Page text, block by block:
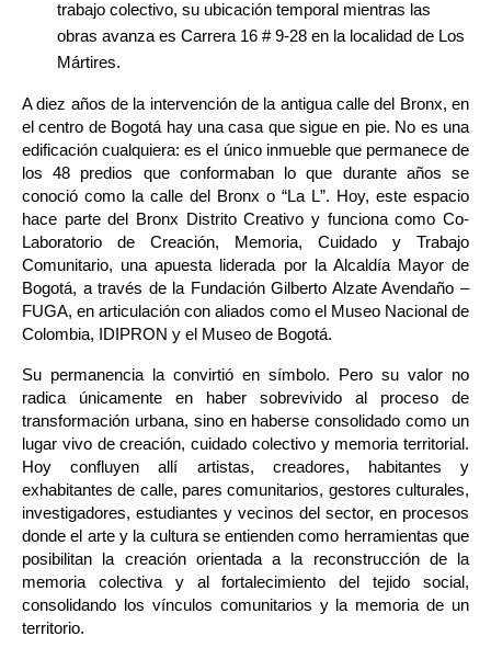
trabajo colectivo, su ubicación temporal mientras las
obras avanza es Carrera 16 # 9-28 en la localidad de Los
Mártires.
A diez años de la intervención de la antigua calle del Bronx, en
el centro de Bogotá hay una casa que sigue en pie. No es una
edificación cualquiera: es el único inmueble que permanece de
los 48 predios que conformaban lo que durante años se
conoció como la calle del Bronx o “La L”. Hoy, este espacio
hace parte del Bronx Distrito Creativo y funciona como Co-
Laboratorio de Creación, Memoria, Cuidado y Trabajo
Comunitario, una apuesta liderada por la Alcaldía Mayor de
Bogotá, a través de la Fundación Gilberto Alzate Avendaño –
FUGA, en articulación con aliados como el Museo Nacional de
Colombia, IDIPRON y el Museo de Bogotá.
Su permanencia la convirtió en símbolo. Pero su valor no
radica únicamente en haber sobrevivido al proceso de
transformación urbana, sino en haberse consolidado como un
lugar vivo de creación, cuidado colectivo y memoria territorial.
Hoy confluyen allí artistas, creadores, habitantes y
exhabitantes de calle, pares comunitarios, gestores culturales,
investigadores, estudiantes y vecinos del sector, en procesos
donde el arte y la cultura se entienden como herramientas que
posibilitan la creación orientada a la reconstrucción de la
memoria colectiva y al fortalecimiento del tejido social,
consolidando los vínculos comunitarios y la memoria de un
territorio.